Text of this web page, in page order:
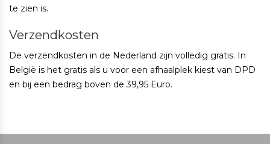
te zien is.
Verzendkosten
De verzendkosten in de Nederland zijn volledig gratis. In
België is het gratis als u voor een afhaalplek kiest van DPD
en bij een bedrag boven de 39,95 Euro.